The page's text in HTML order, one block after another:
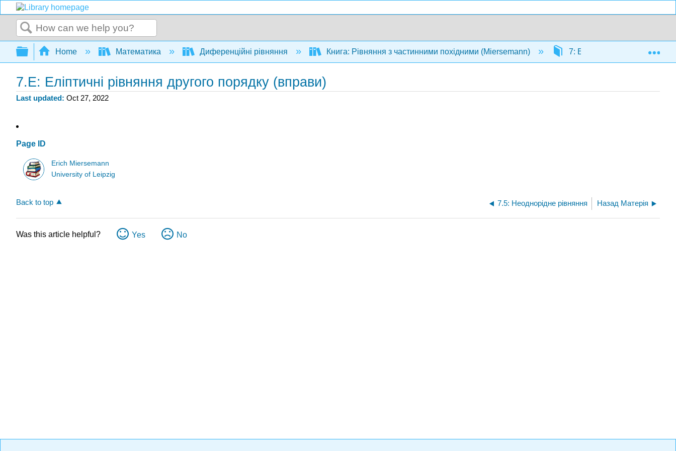
Search
Expand/collapse global hierarchy
Home Математика Диференційні рівняння Книга: Рівняння з частинними похідними (Miersemann) 7: Еліптичні рівняння
7.E: Еліптичні рівняння другого порядку (вправи)
Last updated Oct 27, 2022
Page ID
Erich Miersemann
University of Leipzig
Back to top 7.5: Неоднорідне рівняння Назад Матерія
Was this article helpful? Yes No